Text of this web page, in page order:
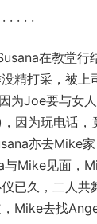
· · ·
在教堂行
精打采，被
为Joe要与女
因为玩电话
亦去Mike
Mike见面，
已久，二人
Mike去找